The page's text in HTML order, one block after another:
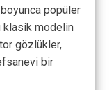
popüler
klasik modelin
gözlükler,
bir